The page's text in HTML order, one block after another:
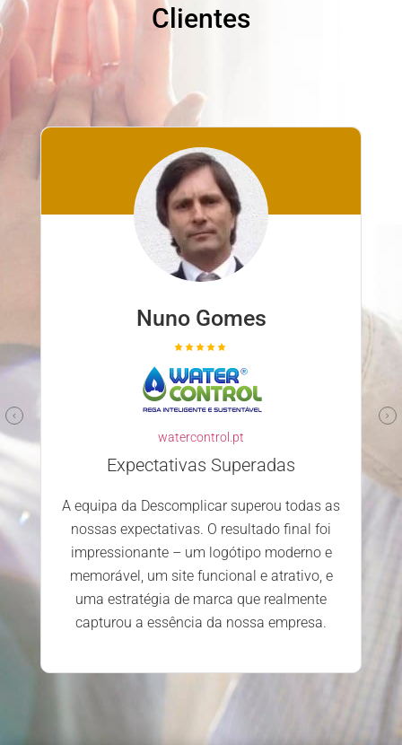
Clientes
Nuno Gomes
watercontrol.pt
Expectativas Superadas
A equipa da Descomplicar superou todas as
nossas expectativas. O resultado final foi
impressionante – um logótipo moderno e
memorável, um site funcional e atrativo, e
uma estratégia de marca que realmente
capturou a essência da nossa empresa.